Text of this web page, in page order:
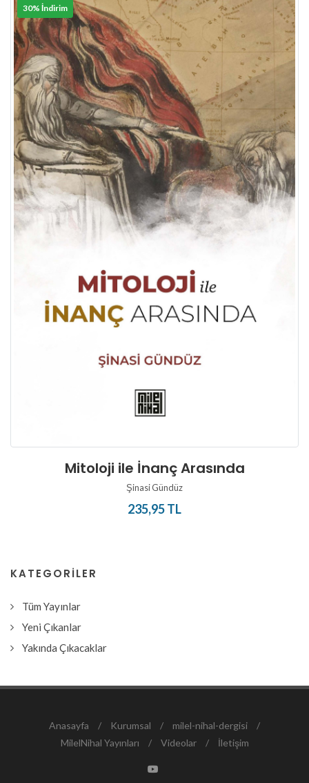
30% İndirim
Mitoloji ile İnanç Arasında
Şinasi Gündüz
235,95 TL
KATEGORILER
Tüm Yayınlar
Yeni Çıkanlar
Yakında Çıkacaklar
Anasayfa / Kurumsal / milel-nihal-dergisi
/
MilelNihal Yayınları
/ Videolar / İletişim